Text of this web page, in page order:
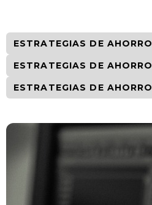
ESTRATEGIAS DE AHORRO
ESTRATEGIAS DE AHORRO
ESTRATEGIAS DE AHORRO